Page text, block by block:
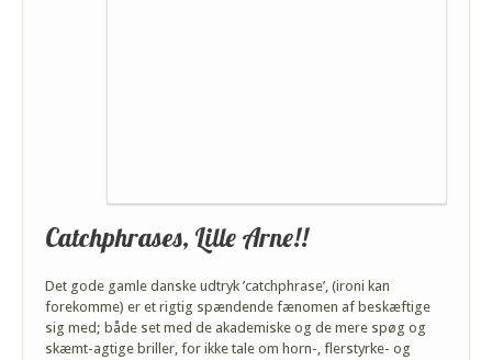
Catchphrases, Lille Arne!!
Det gode gamle danske udtryk ’catchphrase’, (ironi kan
forekomme) er et rigtig spændende fænomen af beskæftige
sig med; både set med de akademiske og de mere spøg og
skæmt-agtige briller, for ikke tale om horn-, flerstyrke- og